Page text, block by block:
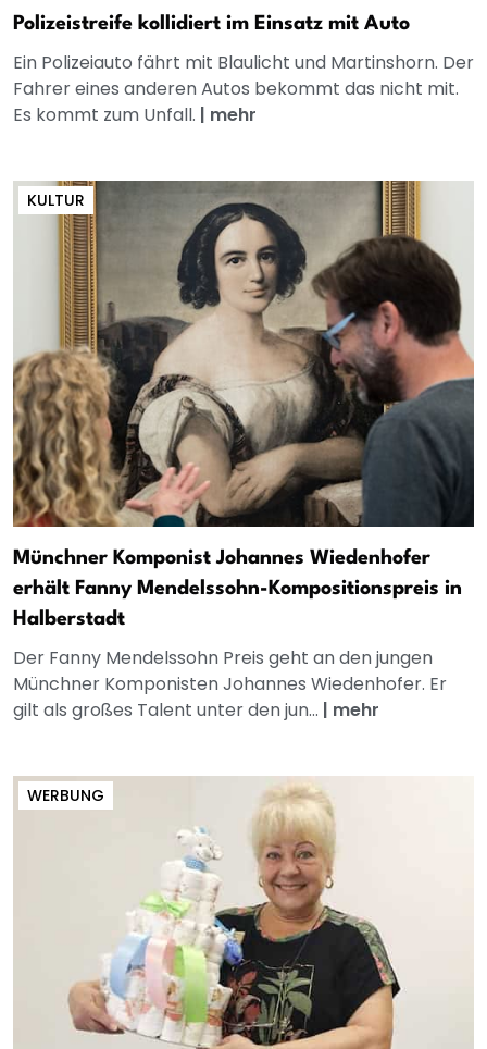
Polizeistreife kollidiert im Einsatz mit Auto
Ein Polizeiauto fährt mit Blaulicht und Martinshorn. Der
Fahrer eines anderen Autos bekommt das nicht mit.
Es kommt zum Unfall. | mehr
KULTUR
Münchner Komponist Johannes Wiedenhofer
erhält Fanny Mendelssohn-Kompositionspreis in
Halberstadt
Der Fanny Mendelssohn Preis geht an den jungen
Münchner Komponisten Johannes Wiedenhofer. Er
gilt als großes Talent unter den jun... | mehr
WERBUNG